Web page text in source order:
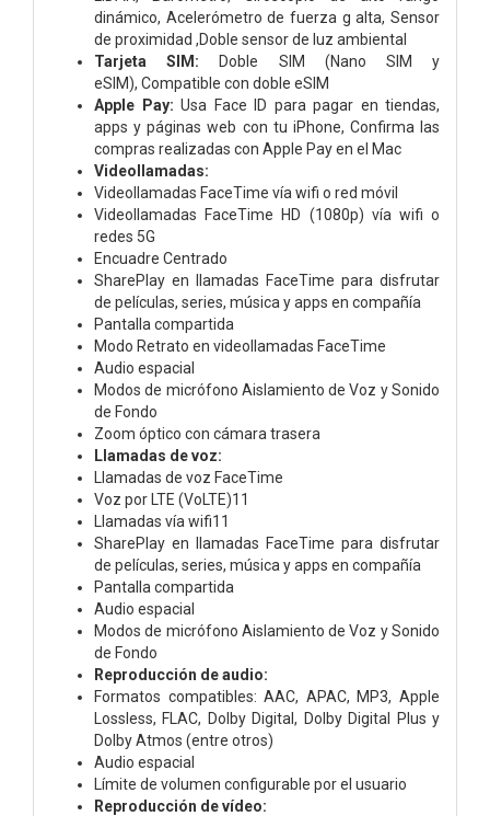
dinámico, Acelerómetro de fuerza g alta,Sensor
de proximidad ,Doble sensor de luz ambiental
Tarjeta SIM:
Doble SIM (Nano SIM y
eSIM), Compatible con doble eSIM
Apple Pay: Usa Face ID para pagar en tiendas,
apps y páginas web con tu iPhone, Confirma las
compras realizadas con Apple Pay en el Mac
Videollamadas:
Videollamadas FaceTime vía wifi o red móvil
Videollamadas FaceTime HD (1080p) vía wifi o
redes 5G
Encuadre Centrado
SharePlay en llamadas FaceTime para disfrutar
de películas, series, música y apps en compañía
Pantalla compartida
Modo Retrato en videollamadas FaceTime
Audio espacial
Modos de micrófono Aislamiento de Voz y Sonido
de Fondo
Zoom óptico con cámara trasera
Llamadas de voz:
Llamadas de voz FaceTime
Voz por LTE (VoLTE)11
Llamadas vía wifi11
SharePlay en llamadas FaceTime para disfrutar
de películas, series, música y apps en compañía
Pantalla compartida
Audio espacial
Modos de micrófono Aislamiento de Voz y Sonido
de Fondo
Reproducción de audio:
Formatos compatibles: AAC, APAC, MP3, Apple
Lossless, FLAC, Dolby Digital, Dolby Digital Plus y
Dolby Atmos (entre otros)
Audio espacial
Límite de volumen configurable por el usuario
Reproducción de vídeo: